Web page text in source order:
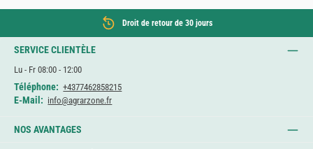
Droit de retour de 30 jours
SERVICE CLIENTÈLE
Lu - Fr 08:00 - 12:00
Téléphone: +4377462858215
E-Mail: info@agrarzone.fr
NOS AVANTAGES